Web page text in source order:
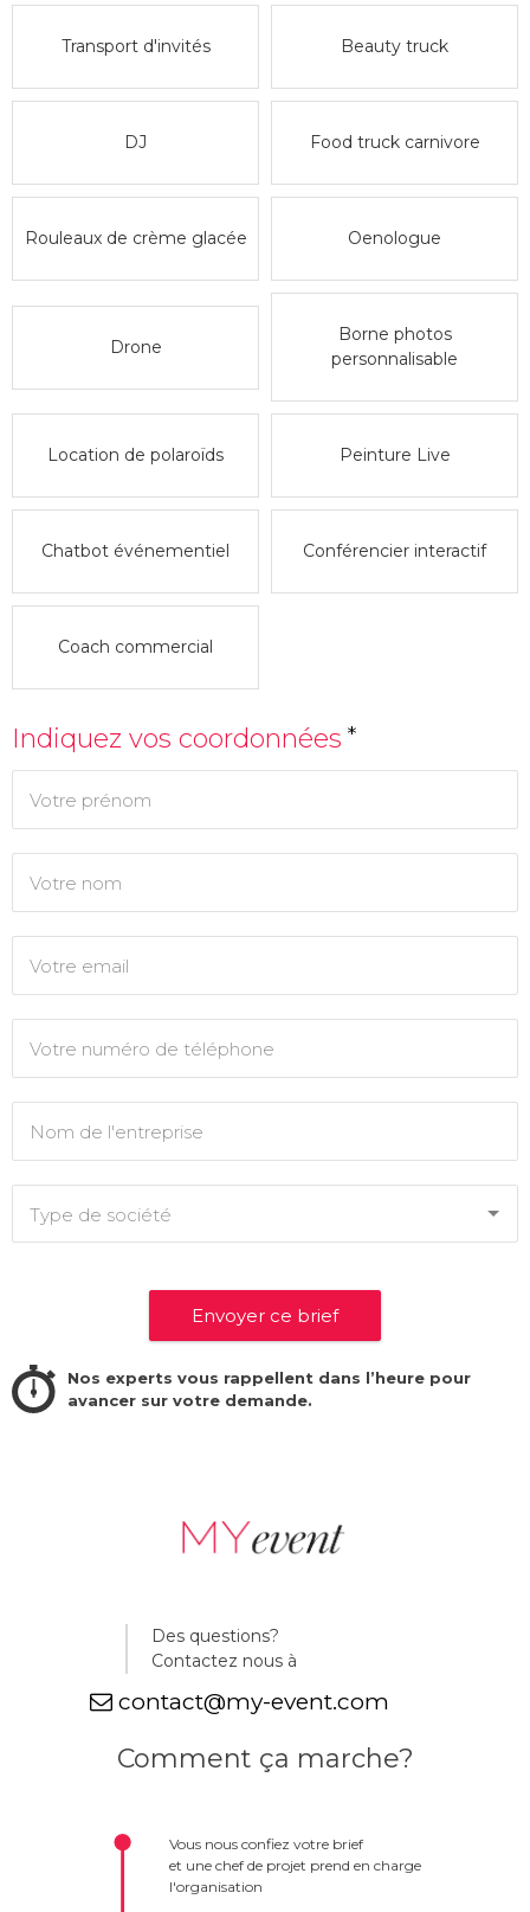
Transport d'invités Beauty truck
DJ Food truck carnivore
Rouleaux de crème glacée Oenologue
Drone
Borne photos
personnalisable
Location de polaroïds Peinture Live
Chatbot événementiel Conférencier interactif
Coach commercial
Indiquez vos coordonnées *
Nos experts vous rappellent dans l’heure pour
avancer sur votre demande.
Des questions?
Contactez nous à
contact@my-event.com
Comment ça marche?
Vous nous confiez votre brief
et une chef de projet prend en charge
l'organisation